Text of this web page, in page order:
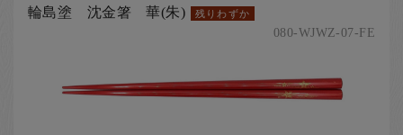
輪島塗 沈金箸 華(朱) 残りわずか
080-WJWZ-07-FE